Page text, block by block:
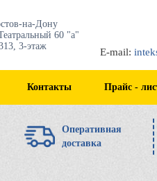
на-Дону
60 "а"
3-этаж
E-mail:
Контакты Прайс -
Оперативная
доставка